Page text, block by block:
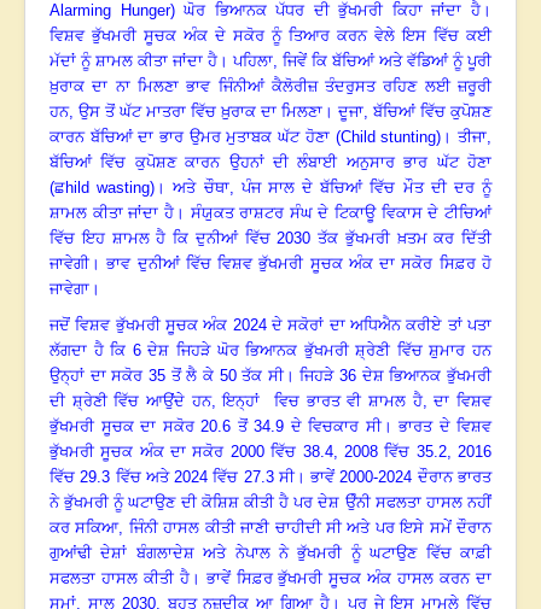
Alarming Hunger)ਘੋਰ ਭਿਆਨਕ ਪੱਧਰ ਦੀ ਭੁੱਖਮਰੀ ਕਿਹਾ ਜਾਂਦਾ ਹੈ।
ਵਿਸ਼ਵ ਭੁੱਖਮਰੀ ਸੂਚਕ ਅੰਕ ਦੇ ਸਕੋਰ ਨੂੰ ਤਿਆਰ ਕਰਨ ਵੇਲੇ ਇਸ ਵਿੱਚ ਕਈ
ਮੱਦਾਂ ਨੂੰ ਸ਼ਾਮਲ ਕੀਤਾ ਜਾਂਦਾ ਹੈ। ਪਹਿਲਾ, ਜਿਵੇਂ ਕਿ ਬੱਚਿਆਂ ਅਤੇ ਵੱਡਿਆਂ ਨੂੰ ਪੂਰੀ
ਖ਼ੁਰਾਕ ਦਾ ਨਾ ਮਿਲਣਾ ਭਾਵ ਜਿੰਨੀਆਂ ਕੈਲੋਰੀਜ਼ ਤੰਦਰੁਸਤ ਰਹਿਣ ਲਈ ਜ਼ਰੂਰੀ
ਹਨ, ਉਸ ਤੋਂ ਘੱਟ ਮਾਤਰਾ ਵਿੱਚ ਖ਼ੁਰਾਕ ਦਾ ਮਿਲਣਾ। ਦੂਜਾ, ਬੱਚਿਆਂ ਵਿੱਚ ਕੁਪੋਸ਼ਣ
ਕਾਰਨ ਬੱਚਿਆਂ ਦਾ ਭਾਰ ਉਮਰ ਮੁਤਾਬਕ ਘੱਟ ਹੋਣਾ (Child stunting) ।ਤੀਜਾ,
ਬੱਚਿਆਂ ਵਿੱਚ ਕੁਪੋਸ਼ਣ ਕਾਰਨ ਉਹਨਾਂ ਦੀ ਲੰਬਾਈ ਅਨੁਸਾਰ ਭਾਰ ਘੱਟ ਹੋਣਾ
(ਛhild wasting) ।ਅਤੇ ਚੌਥਾ, ਪੰਜ ਸਾਲ ਦੇ ਬੱਚਿਆਂ ਵਿੱਚ ਮੌਤ ਦੀ ਦਰ ਨੂੰ
ਸ਼ਾਮਲ ਕੀਤਾ ਜਾਂਦਾ ਹੈ। ਸੰਯੁਕਤ ਰਾਸ਼ਟਰ ਸੰਘ ਦੇ ਟਿਕਾਊ ਵਿਕਾਸ ਦੇ ਟੀਚਿਆਂ
ਵਿੱਚ ਇਹ ਸ਼ਾਮਲ ਹੈ ਕਿ ਦੁਨੀਆਂ ਵਿੱਚ 2030 ਤੱਕ ਭੁੱਖਮਰੀ ਖ਼ਤਮ ਕਰ ਦਿੱਤੀ
ਜਾਵੇਗੀ। ਭਾਵ ਦੁਨੀਆਂ ਵਿੱਚ ਵਿਸ਼ਵ ਭੁੱਖਮਰੀ ਸੂਚਕ ਅੰਕ ਦਾ ਸਕੋਰ ਸਿਫ਼ਰ ਹੋ
ਜਾਵੇਗਾ।
ਜਦੋਂ ਵਿਸ਼ਵ ਭੁੱਖਮਰੀ ਸੂਚਕ ਅੰਕ 2024 ਦੇ ਸਕੋਰਾਂ ਦਾ ਅਧਿਐਨ ਕਰੀਏ ਤਾਂ ਪਤਾ
ਲੱਗਦਾ ਹੈ ਕਿ 6 ਦੇਸ਼ ਜਿਹੜੇ ਘੋਰ ਭਿਆਨਕ ਭੁੱਖਮਰੀ ਸ਼੍ਰੇਣੀ ਵਿੱਚ ਸ਼ੁਮਾਰ ਹਨ
ਉਨ੍ਹਾਂ ਦਾ ਸਕੋਰ 35 ਤੋਂ ਲੈ ਕੇ 50 ਤੱਕ ਸੀ। ਜਿਹੜੇ 36 ਦੇਸ਼ ਭਿਆਨਕ ਭੁੱਖਮਰੀ
ਦੀ ਸ਼੍ਰੇਣੀ ਵਿੱਚ ਆਉਂਦੇ ਹਨ,ਇਨ੍ਹਾਂ ਵਿਚ ਭਾਰਤ ਵੀ ਸ਼ਾਮਲ ਹੈ,ਦਾ ਵਿਸ਼ਵ
ਭੁੱਖਮਰੀ ਸੂਚਕ ਦਾ ਸਕੋਰ 20.6 ਤੋਂ 34.9 ਦੇ ਵਿਚਕਾਰ ਸੀ। ਭਾਰਤ ਦੇ ਵਿਸ਼ਵ
ਭੁੱਖਮਰੀ ਸੂਚਕ ਅੰਕ ਦਾ ਸਕੋਰ 2000 ਵਿੱਚ 38.4, 2008 ਵਿੱਚ 35.2,2016
ਵਿੱਚ 29.3 ਵਿੱਚ ਅਤੇ 2024 ਵਿੱਚ 27.3 ਸੀ। ਭਾਵੇਂ 2000-2024 ਦੌਰਾਨ ਭਾਰਤ
ਨੇ ਭੁੱਖਮਰੀ ਨੂੰ ਘਟਾਉਣ ਦੀ ਕੋਸ਼ਿਸ਼ ਕੀਤੀ ਹੈ ਪਰ ਦੇਸ਼ ਉੰਨੀ ਸਫਲਤਾ ਹਾਸਲ ਨਹੀਂ
ਕਰ ਸਕਿਆ, ਜਿੰਨੀ ਹਾਸਲ ਕੀਤੀ ਜਾਣੀ ਚਾਹੀਦੀ ਸੀ ਅਤੇ ਪਰ ਇਸੇ ਸਮੇਂ ਦੌਰਾਨ
ਗੁਆਂਢੀ ਦੇਸ਼ਾਂ ਬੰਗਲਾਦੇਸ਼ ਅਤੇ ਨੇਪਾਲ ਨੇ ਭੁੱਖਮਰੀ ਨੂੰ ਘਟਾਉਣ ਵਿੱਚ ਕਾਫ਼ੀ
ਸਫਲਤਾ ਹਾਸਲ ਕੀਤੀ ਹੈ। ਭਾਵੇਂ ਸਿਫ਼ਰ ਭੁੱਖਮਰੀ ਸੂਚਕ ਅੰਕ ਹਾਸਲ ਕਰਨ ਦਾ
ਸਮਾਂ, ਸਾਲ 2030, ਬਹੁਤ ਨਜ਼ਦੀਕ ਆ ਗਿਆ ਹੈ। ਪਰ ਜੇ ਇਸ ਮਾਮਲੇ ਵਿੱਚ